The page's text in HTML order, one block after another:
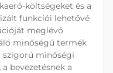
költségeket és a
funkciói lehetővé
meglévő
minőségű termék
minőségi
bevezetésnek a